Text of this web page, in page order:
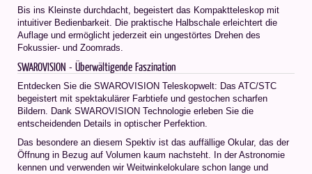
Bis ins Kleinste durchdacht, begeistert das Kompaktteleskop mit
intuitiver Bedienbarkeit. Die praktische Halbschale erleichtert die
Auflage und ermöglicht jederzeit ein ungestörtes Drehen des
Fokussier- und Zoomrads.
SWAROVISION - Überwältigende Faszination
Entdecken Sie die SWAROVISION Teleskopwelt: Das ATC/STC
begeistert mit spektakulärer Farbtiefe und gestochen scharfen
Bildern. Dank SWAROVISION Technologie erleben Sie die
entscheidenden Details in optischer Perfektion.
Das besondere an diesem Spektiv ist das auffällige Okular, das der
Öffnung in Bezug auf Volumen kaum nachsteht. In der Astronomie
kennen und verwenden wir Weitwinkelokulare schon lange und